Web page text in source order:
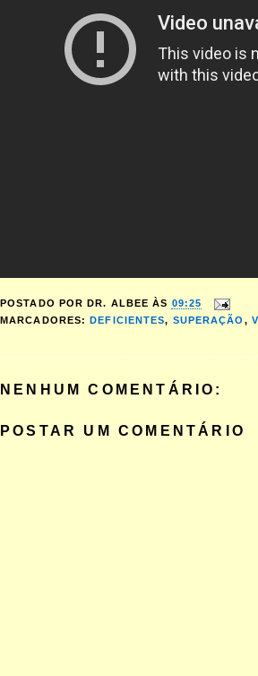
POSTADO POR DR. ALBEE ÀS 09:25
MARCADORES:
DEFICIENTES, SUPERAÇÃO ,
NENHUM COMENTÁRIO:
POSTAR UM COMENTÁRIO